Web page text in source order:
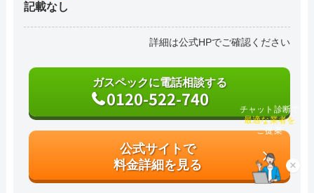
記載なし
詳細は公式HPでご確認ください
ガスペックに電話相談する
0120-522-740
公式サイトで
料金詳細を見る
×
チャット診断で
最適な業者を
ご提案